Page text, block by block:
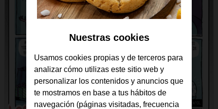
Nuestras cookies
Usamos cookies propias y de terceros para
analizar cómo utilizas este sitio web y
personalizar los contenidos y anuncios que
te mostramos en base a tus hábitos de
navegación (páginas visitadas, frecuencia